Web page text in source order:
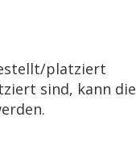
platziert
sind, kann die